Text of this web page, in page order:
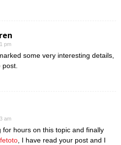
pm
some very interesting details,
am
for hours on this topic and finally
, I have read your post and I